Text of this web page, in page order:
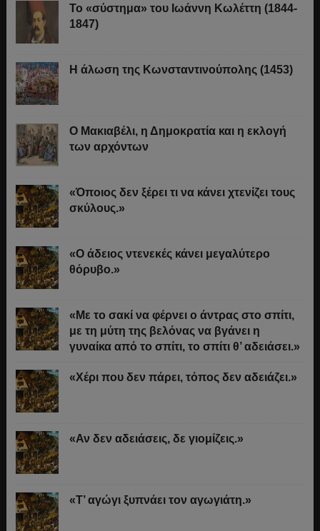
Το «σύστημα» του Ιωάννη Κωλέττη (1844-
1847)
Η άλωση της Κωνσταντινούπολης (1453)
Ο Μακιαβέλι, η Δημοκρατία και η εκλογή
των αρχόντων
«Όποιος δεν ξέρει τι να κάνει χτενίζει τους
σκύλους.»
«Ο άδειος ντενεκές κάνει μεγαλύτερο
θόρυβο.»
«Με το σακί να φέρνει ο άντρας στο σπίτι,
με τη μύτη της βελόνας να βγάνει η
γυναίκα από το σπίτι, το σπίτι θ’ αδειάσει.»
«Χέρι που δεν πάρει, τόπος δεν αδειάζει.»
«Αν δεν αδειάσεις, δε γιομίζεις.»
«Τ’ αγώγι ξυπνάει τον αγωγιάτη.»